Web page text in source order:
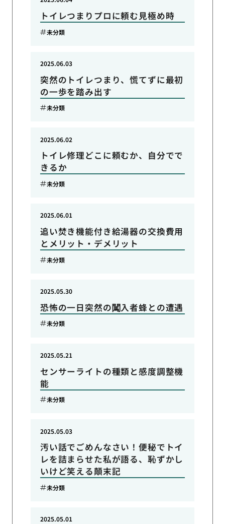
トイレつまりプロに頼む見極め時
未分類
突然のトイレつまり、慌てずに最初
の一歩を踏み出す
2025.06.03
未分類
トイレ修理どこに頼むか、自分でで
きるか
2025.06.02
未分類
追い焚き機能付き給湯器の交換費用
とメリット・デメリット
2025.06.01
未分類
恐怖の一日突然の闖入者蜂との遭遇
2025.05.30
未分類
センサーライトの種類と感度調整機
能
2025.05.21
未分類
汚い話でごめんなさい！便秘でトイ
レを詰まらせた私が語る、恥ずかし
いけど笑える顛末記
2025.05.03
未分類
2025.05.01